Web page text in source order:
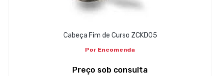
Cabeça Fim de Curso ZCKD05
Por Encomenda
Preço sob consulta